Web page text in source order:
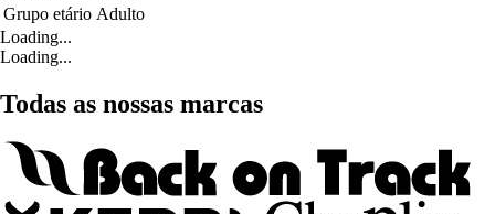
Grupo etário Adulto
Loading...
Loading...
Todas as nossas marcas